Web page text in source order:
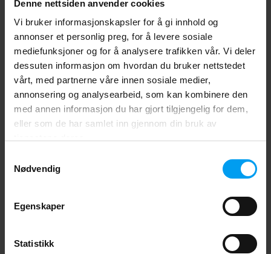
Denne nettsiden anvender cookies
Vi bruker informasjonskapsler for å gi innhold og
annonser et personlig preg, for å levere sosiale
mediefunksjoner og for å analysere trafikken vår. Vi deler
dessuten informasjon om hvordan du bruker nettstedet
vårt, med partnerne våre innen sosiale medier,
annonsering og analysearbeid, som kan kombinere den
med annen informasjon du har gjort tilgjengelig for dem,
eller som de har samlet inn gjennom din bruk av
Nødvendig
Egenskaper
Statistikk
Application error: a client-side exception has occurred (see the